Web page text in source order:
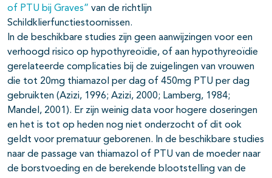
of PTU bij Graves” van de richtlijn
Schildklierfunctiestoornissen.
In de beschikbare studies zijn geen aanwijzingen voor een
verhoogd risico op hypothyreoïdie, of aan hypothyreoïdie
gerelateerde complicaties bij de zuigelingen van vrouwen
die tot 20mg thiamazol per dag of 450mg PTU per dag
gebruikten (Azizi, 1996; Azizi, 2000; Lamberg, 1984;
Mandel, 2001). Er zijn weinig data voor hogere doseringen
en het is tot op heden nog niet onderzocht of dit ook
geldt voor prematuur geborenen. In de beschikbare studies
naar de passage van thiamazol of PTU van de moeder naar
de borstvoeding en de berekende blootstelling van de